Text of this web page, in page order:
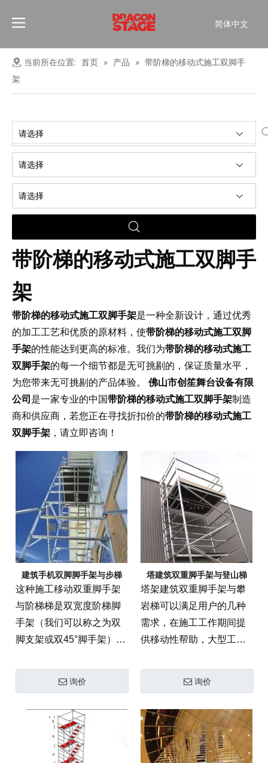
简体中文
Pусский
Français
当前所在位置: 首页 » 产品 » 带阶梯的移动式施工双脚手
架
请选择
请选择
请选择
带阶梯的移动式施工双脚手
架
带阶梯的移动式施工双脚手架是一种全新设计，通过优秀
的加工工艺和优质的原材料，使带阶梯的移动式施工双脚
手架的性能达到更高的标准。我们为带阶梯的移动式施工
双脚手架的每一个细节都是无可挑剔的，保证质量水平，
为您带来无可挑剔的产品体验。 佛山市创笙舞台设备有限
公司 是一家专业的中国带阶梯的移动式施工双脚手架制造
商和供应商，若您正在寻找折扣价的带阶梯的移动式施工
双脚手架 ，请立即咨询！
建筑手机双脚脚手架与步梯
这种施工移动双重脚手架
与阶梯梯是双宽度阶梯脚
手架（我们可以称之为双
脚支架或双45°脚手架）。
具有浇口和梯子，易于移
询价
塔建筑双重脚手架与登山梯
塔架建筑双重脚手架与攀
岩梯可以满足用户的几种
需求，在施工工作期间提
供移动性帮助，大型工作
询价